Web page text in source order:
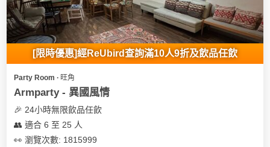
[限時優惠]經ReUbird查詢滿10人9折及飲品任飲
Party Room ∙ 旺角
Armparty - 異國風情
🎉 24小時無限飲品任飲
👥 適合 6 至 25 人
👀 瀏覽次數: 1815999